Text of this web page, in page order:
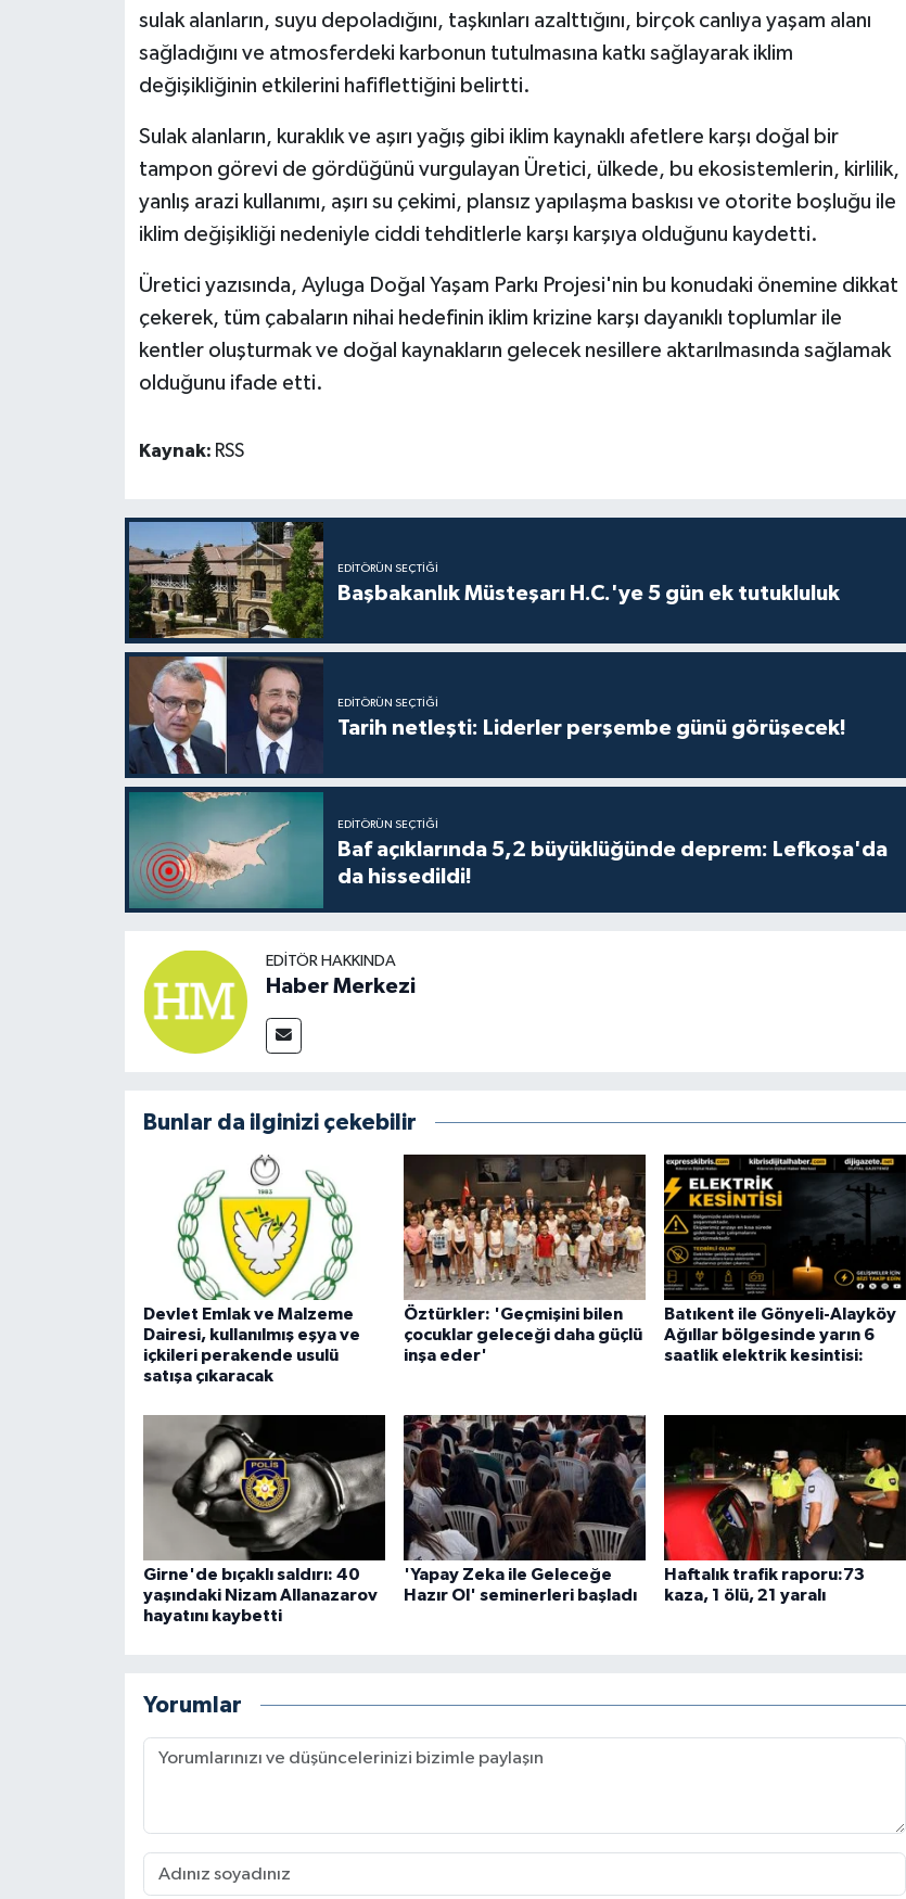
sulak alanların, suyu depoladığını, taşkınları azalttığını, birçok canlıya yaşam alanı
sağladığını ve atmosferdeki karbonun tutulmasına katkı sağlayarak iklim
değişikliğinin etkilerini hafiflettiğini belirtti.
Sulak alanların, kuraklık ve aşırı yağış gibi iklim kaynaklı afetlere karşı doğal bir
tampon görevi de gördüğünü vurgulayan Üretici, ülkede, bu ekosistemlerin, kirlilik,
yanlış arazi kullanımı, aşırı su çekimi, plansız yapılaşma baskısı ve otorite boşluğu ile
iklim değişikliği nedeniyle ciddi tehditlerle karşı karşıya olduğunu kaydetti.
Üretici yazısında, Ayluga Doğal Yaşam Parkı Projesi'nin bu konudaki önemine dikkat
çekerek, tüm çabaların nihai hedefinin iklim krizine karşı dayanıklı toplumlar ile
kentler oluşturmak ve doğal kaynakların gelecek nesillere aktarılmasında sağlamak
olduğunu ifade etti.
Kaynak: RSS
EDITÖRÜN SEÇTIĞI
Başbakanlık Müsteşarı H.C.'ye 5 gün ek tutukluluk
EDITÖRÜN SEÇTIĞI
Tarih netleşti: Liderler perşembe günü görüşecek!
EDITÖRÜN SEÇTIĞI
Baf açıklarında 5,2 büyüklüğünde deprem: Lefkoşa'da
da hissedildi!
EDITÖR HAKKINDA
Haber Merkezi
Bunlar da ilginizi çekebilir
Devlet Emlak ve Malzeme
Dairesi, kullanılmış eşya ve
içkileri perakende usulü
satışa çıkaracak
Öztürkler: 'Geçmişini bilen
çocuklar geleceği daha güçlü
inşa eder'
Batıkent ile Gönyeli-Alayköy
Ağıllar bölgesinde yarın 6
saatlik elektrik kesintisi:
Girne'de bıçaklı saldırı: 40
yaşındaki Nizam Allanazarov
hayatını kaybetti
'Yapay Zeka ile Geleceğe
Hazır Ol' seminerleri başladı
Haftalık trafik raporu:73
kaza, 1 ölü, 21 yaralı
Yorumlar